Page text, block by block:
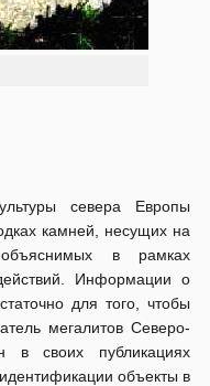
севера Европы
камней, несущих на
в рамках
Информации о
для того, чтобы
мегалитов Северо-
в своих публикациях
объекты в